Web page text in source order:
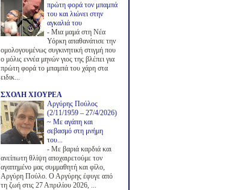
πρώτη φορά τον μπαμπά
του και λιώνει στην
αγκαλιά του
- Μια μαμά στη Νέα
Υόρκη απαθανάτισε την
ομολογουμένως συγκινητική στιγμή που
ο μόλις εννέα μηνών γιος της βλέπει για
πρώτη φορά το μπαμπά του χάρη στα
ειδικ...
ΣΧΟΛΗ ΧΙΟΥΡΕΑ
Αργύρης Πούλος
(2/11/1959 – 27/4/2026)
~ Με αγάπη και
σεβασμό στη μνήμη
του...
- Με βαριά καρδιά και
ανείπωτη θλίψη αποχαιρετούμε τον
αγαπημένο μας συμμαθητή και φίλο,
Αργύρη Πούλο. Ο Αργύρης έφυγε από
τη ζωή στις 27 Απριλίου 2026, ...